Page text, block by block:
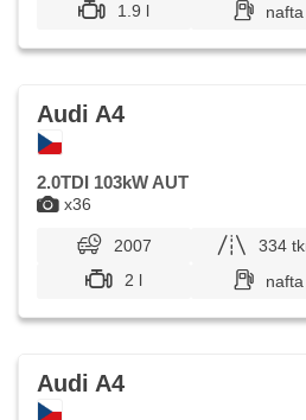
1.9 l
nafta
x36
Audi A4
2.0TDI 103kW AUT
2007 334
2 l
nafta
Audi A4